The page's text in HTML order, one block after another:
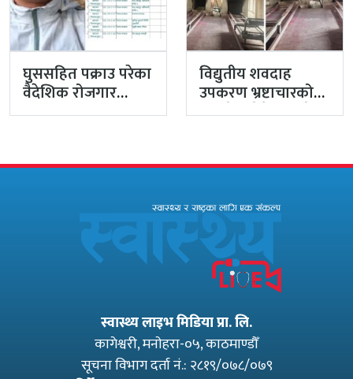
घुससहित पक्राउ परेका
वैदेशिक रोजगार
विभागका नासु मस्राङ्गी
विद्युतीय शवदाह
उपकरण भ्रष्टाचारको
मुद्दा हेर्दा हेर्दैमा राखेर
स्वास्थ्य लाइभ मिडिया प्रा. लि.
कागेश्वरी, मनाेहरा-०५, काठमाण्डौँ
सूचना विभाग दर्ता नं.: २८१९/०७८/०७९